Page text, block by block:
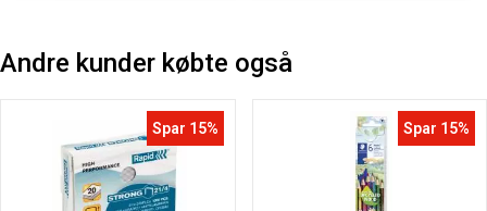
Andre kunder købte også
Spar 15% Spar 15%